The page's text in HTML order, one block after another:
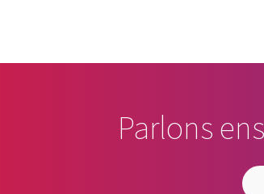
Parlons